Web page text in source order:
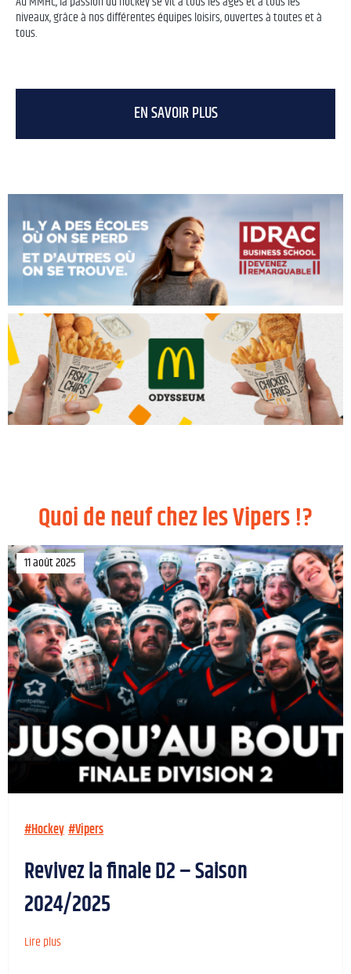
niveaux, grâce à nos différentes équipes loisirs, ouvertes à toutes et à
tous.
EN SAVOIR PLUS
Quoi de neuf chez les Vipers !?
11 août 2025
#Hockey #Vipers
Revivez la finale D2 – Saison
2024/2025
Lire plus